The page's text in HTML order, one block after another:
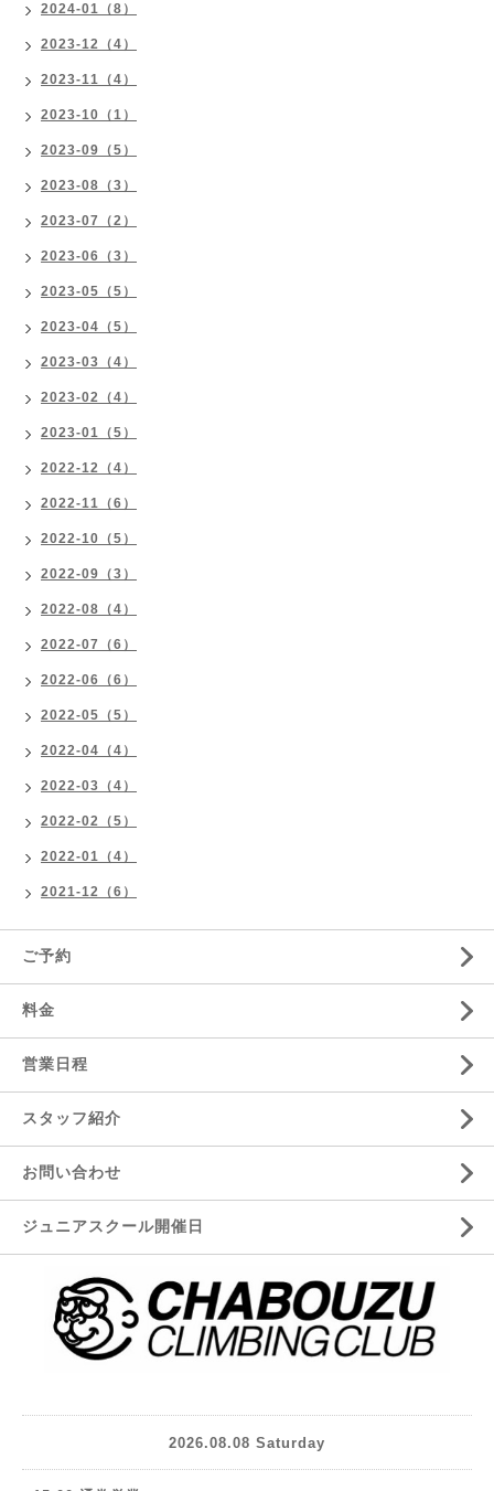
2024-01（8）
2023-12（4）
2023-11（4）
2023-10（1）
2023-09（5）
2023-08（3）
2023-07（2）
2023-06（3）
2023-05（5）
2023-04（5）
2023-03（4）
2023-02（4）
2023-01（5）
2022-12（4）
2022-11（6）
2022-10（5）
2022-09（3）
2022-08（4）
2022-07（6）
2022-06（6）
2022-05（5）
2022-04（4）
2022-03（4）
2022-02（5）
2022-01（4）
2021-12（6）
ご予約
料金
営業日程
スタッフ紹介
お問い合わせ
ジュニアスクール開催日
2026.08.08 Saturday